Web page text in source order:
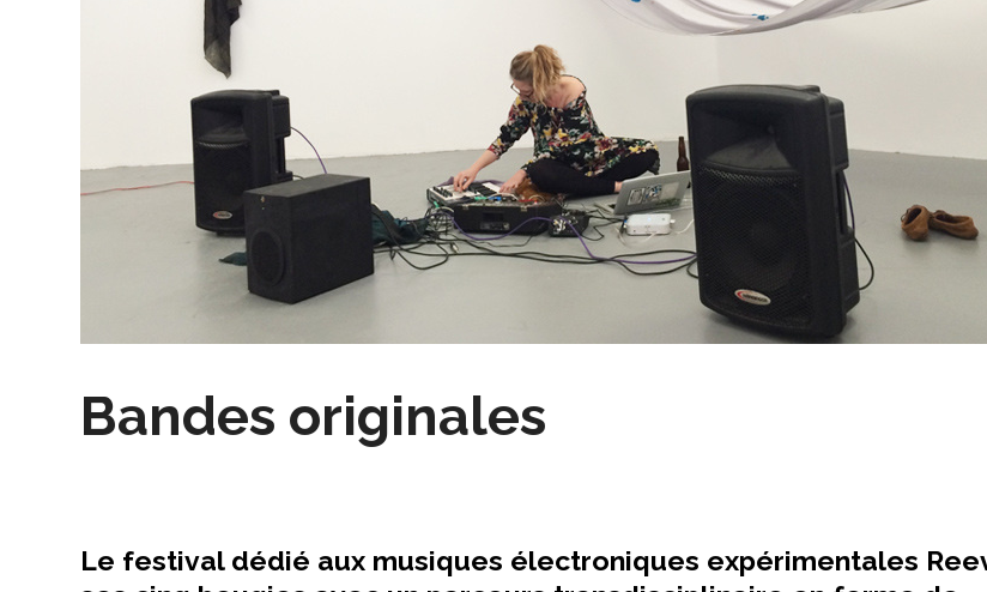
Bandes originales
Le festival dédié aux musiques électroniques expérimentales